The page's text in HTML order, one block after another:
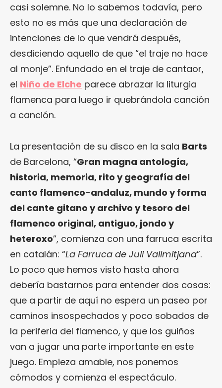
casi solemne. No lo sabemos todavía, pero
esto no es más que una declaración de
intenciones de lo que vendrá después,
desdiciendo aquello de que “el traje no hace
al monje”. Enfundado en el traje de cantaor,
el Niño de Elche parece abrazar la liturgia
flamenca para luego ir quebrándola canción
a canción.
La presentación de su disco en la sala Barts
de Barcelona, “Gran magna antología,
historia, memoria, rito y geografía del
canto flamenco-andaluz, mundo y forma
del cante gitano y archivo y tesoro del
flamenco original, antiguo, jondo y
heteroxo”, comienza con una farruca escrita
en catalán: “La Farruca de Juli Vallmitjana”.
Lo poco que hemos visto hasta ahora
debería bastarnos para entender dos cosas:
que a partir de aquí no espera un paseo por
caminos insospechados y poco sobados de
la periferia del flamenco, y que los guiños
van a jugar una parte importante en este
juego. Empieza amable, nos ponemos
cómodos y comienza el espectáculo.